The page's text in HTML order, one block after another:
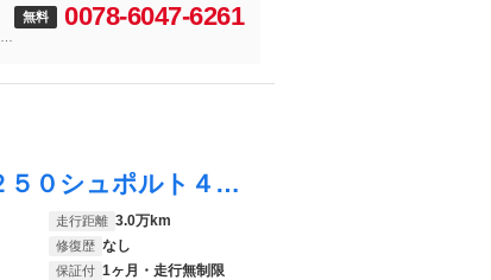
無料 0078-6047-6261
ＣＬＡクラス シューティングブレーク ＣＬＡ２５０シュポルト４マチックシュティングブレーク レーダーセーフティパッケージ 純正ナビ バックカメラ パークトロニック フルセグ シートヒーター ＨＩＤヘッドライト ディストロニックプラス 電動リアゲート パドルシフト
走行距離 3.0万km
修復歴 なし
保証付 1ヶ月・走行無制限